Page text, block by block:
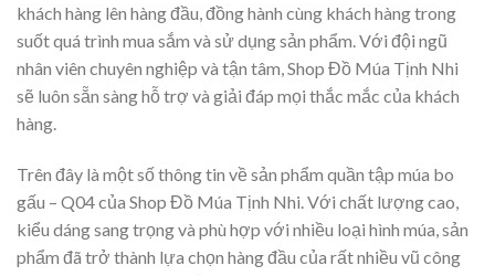
khách hàng lên hàng đầu, đồng hành cùng khách hàng trong
suốt quá trình mua sắm và sử dụng sản phẩm. Với đội ngũ
nhân viên chuyên nghiệp và tận tâm, Shop Đồ Múa Tịnh Nhi
sẽ luôn sẵn sàng hỗ trợ và giải đáp mọi thắc mắc của khách
hàng.
Trên đây là một số thông tin về sản phẩm quần tập múa bo
gấu – Q04 của Shop Đồ Múa Tịnh Nhi. Với chất lượng cao,
kiểu dáng sang trọng và phù hợp với nhiều loại hình múa, sản
phẩm đã trở thành lựa chọn hàng đầu của rất nhiều vũ công